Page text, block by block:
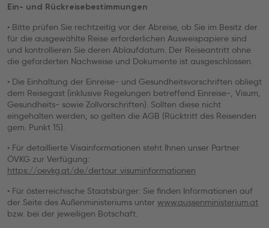
Ein- und Rückreisebestimmungen
• Bitte prüfen Sie rechtzeitig vor der Abreise, ob Sie im Besitz der
für die ausgewählte Reise erforderlichen Ausweispapiere sind
und kontrollieren Sie deren Ablaufdatum. Der Reiseantritt ohne
die geforderten Nachweise und Dokumente ist ausgeschlossen.
• Die Einhaltung der Einreise- und Gesundheitsvorschriften obliegt
dem Reisegast (inklusive Regelungen betreffend Einreise-, Visum,
Gesundheits- sowie Zollvorschriften). Sollten diese nicht
eingehalten werden, so gelten die AGB (Rücktritt des Reisenden
gem. Punkt 15).
• Für detaillierte Visainformationen steht Ihnen unser Partner
ÖVKG zur Verfügung:
https://oevkg.at/de/dertour_visuminformationen
• Für österreichische Staatsbürger: Sie finden Informationen auf
der Seite des Außenministeriums unter www.aussenministerium.at
bzw. bei der jeweiligen Botschaft.